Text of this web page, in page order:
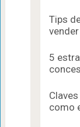
Tips
5
como